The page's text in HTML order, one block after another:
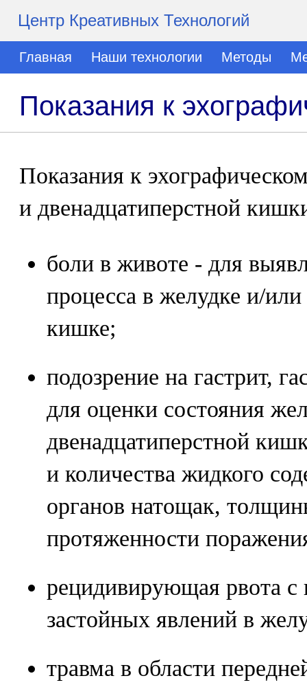
Центр Креативных Технологий
Главная Наши технологии Методы
Показания к
Показания к
и двенадцатиперстной
боли в животе - для
процесса в желудке и/
кишке;
подозрение на гастрит,
для оценки состояния
двенадцатиперстной
и количества жидкого
органов натощак,
протяженности
рецидивирующая рвота
застойных явлений в
травма в области